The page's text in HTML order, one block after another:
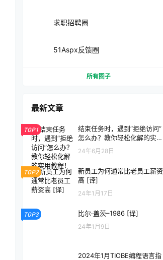
求职招聘圈
51Aspx反馈圈
所有圈子
最新文章
TOP1
结束任务时，遇到“拒绝访问”
怎么办？教你轻松化解的实用
教程！
24年6月28日
TOP2
新员工为何通常比老员工薪资
高 [译]
24年1月17日
TOP3 比尔·盖茨–1986 [译]
24年1月9日
2024年1月TIOBE编程语言指